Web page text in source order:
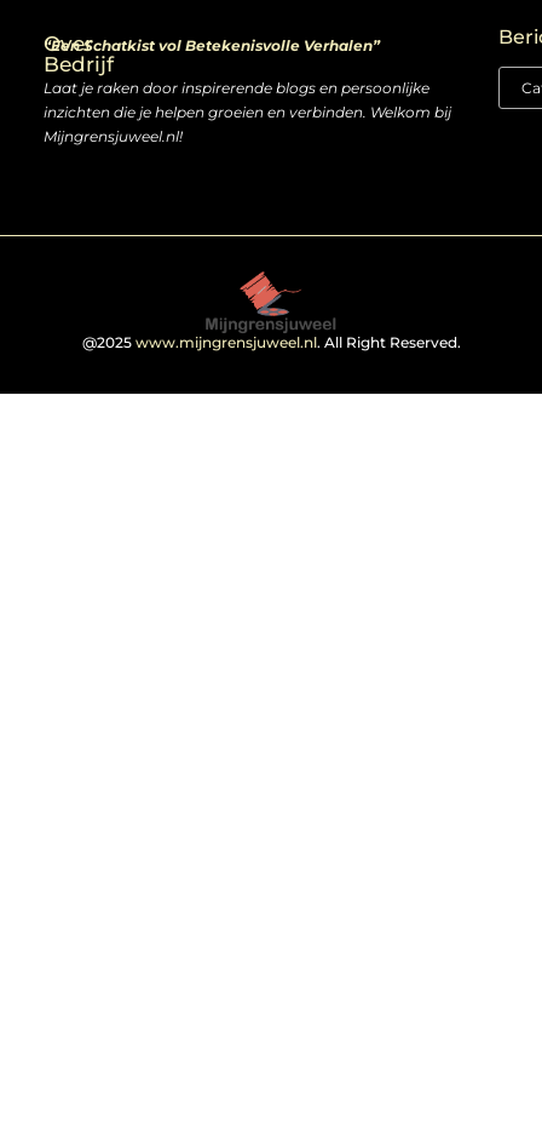
Over
Bedrijf
“Een Schatkist vol Betekenisvolle Verhalen”
Laat je raken door inspirerende blogs en persoonlijke
inzichten die je helpen groeien en verbinden. Welkom bij
Mijngrensjuweel.nl!
@2025 www.mijngrensjuweel.nl. All Right Reserved.